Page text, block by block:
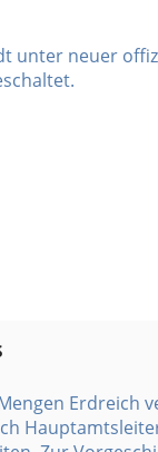
unter neuer
Erdreich